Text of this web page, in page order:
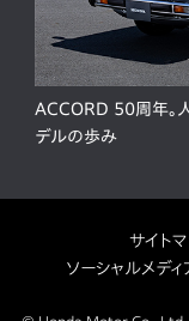
ACCORD 50周年。
デルの歩み
サイト
ソーシャルメデ